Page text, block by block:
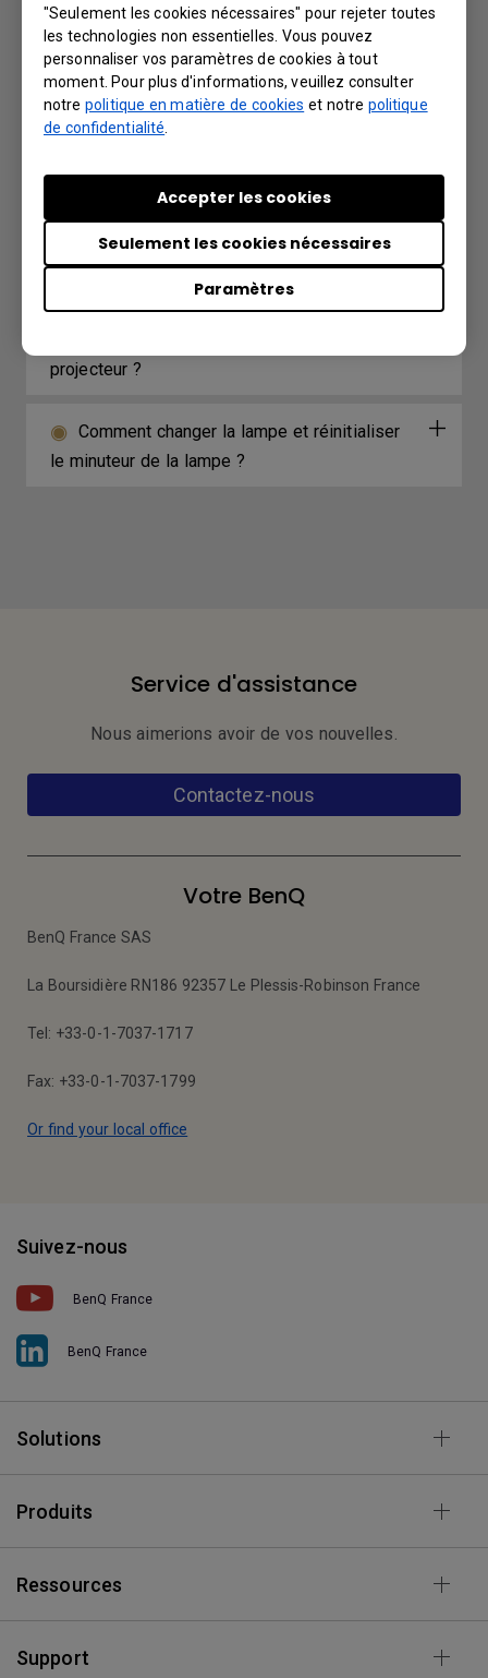
"Seulement les cookies nécessaires" pour rejeter toutes
les technologies non essentielles. Vous pouvez
personnaliser vos paramètres de cookies à tout
moment. Pour plus d'informations, veuillez consulter
notrepolitique en matière de cookies et notre politique
de confidentialité
Paramètres
Seulement les cookies nécessaires
Accepter les cookies
Further Query
Ma télécommande ne fonctionne pas. Que
Que puis-je faire si mon écran de projection
rétrécit lorsque le mode Duplicate est activé
projecteur ?
Comment changer la lampe et réinitialiser
le minuteur de la lampe ?
Service d'assistance
Nous aimerions avoir de vos nouvelles.
Contactez-nous
Votre BenQ
BenQ France SAS
La Boursidière RN186 92357 Le Plessis-Robinson France
Tel: +33-0-1-7037-1717
Fax: +33-0-1-7037-1799
Or find your local office
Suivez-nous
BenQ France
BenQ France
Solutions
Produits
Ressources
Support